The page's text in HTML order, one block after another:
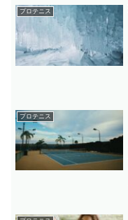
プロテニス
プロテニス